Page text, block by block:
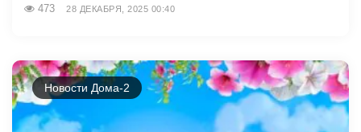
473 28 ДЕКАБРЯ, 2025 00:40
Новости Дома-2